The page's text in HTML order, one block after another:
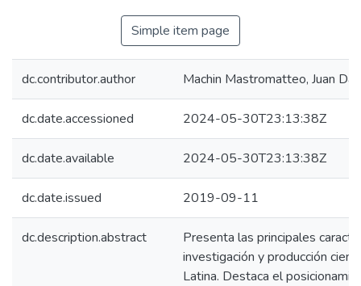
Simple item page
dc.contributor.author Machin Mastromatteo, Juan
dc.date.accessioned 2024-05-30T23:13:38Z
dc.date.available 2024-05-30T23:13:38Z
dc.date.issued 2019-09-11
dc.description.abstract
Presenta las principales
investigación y producción
Latina. Destaca el